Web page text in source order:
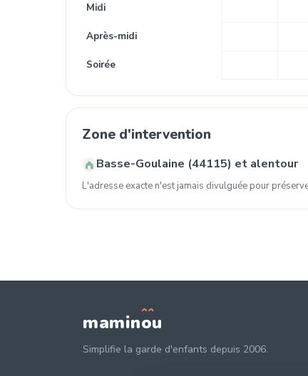
Midi
Après-midi
Soirée
Zone d'intervention
Basse-Goulaine (44115) et alentour
L'adresse exacte n'est jamais divulguée pour
maminou
Simplifie la garde d'enfants depuis 2006.